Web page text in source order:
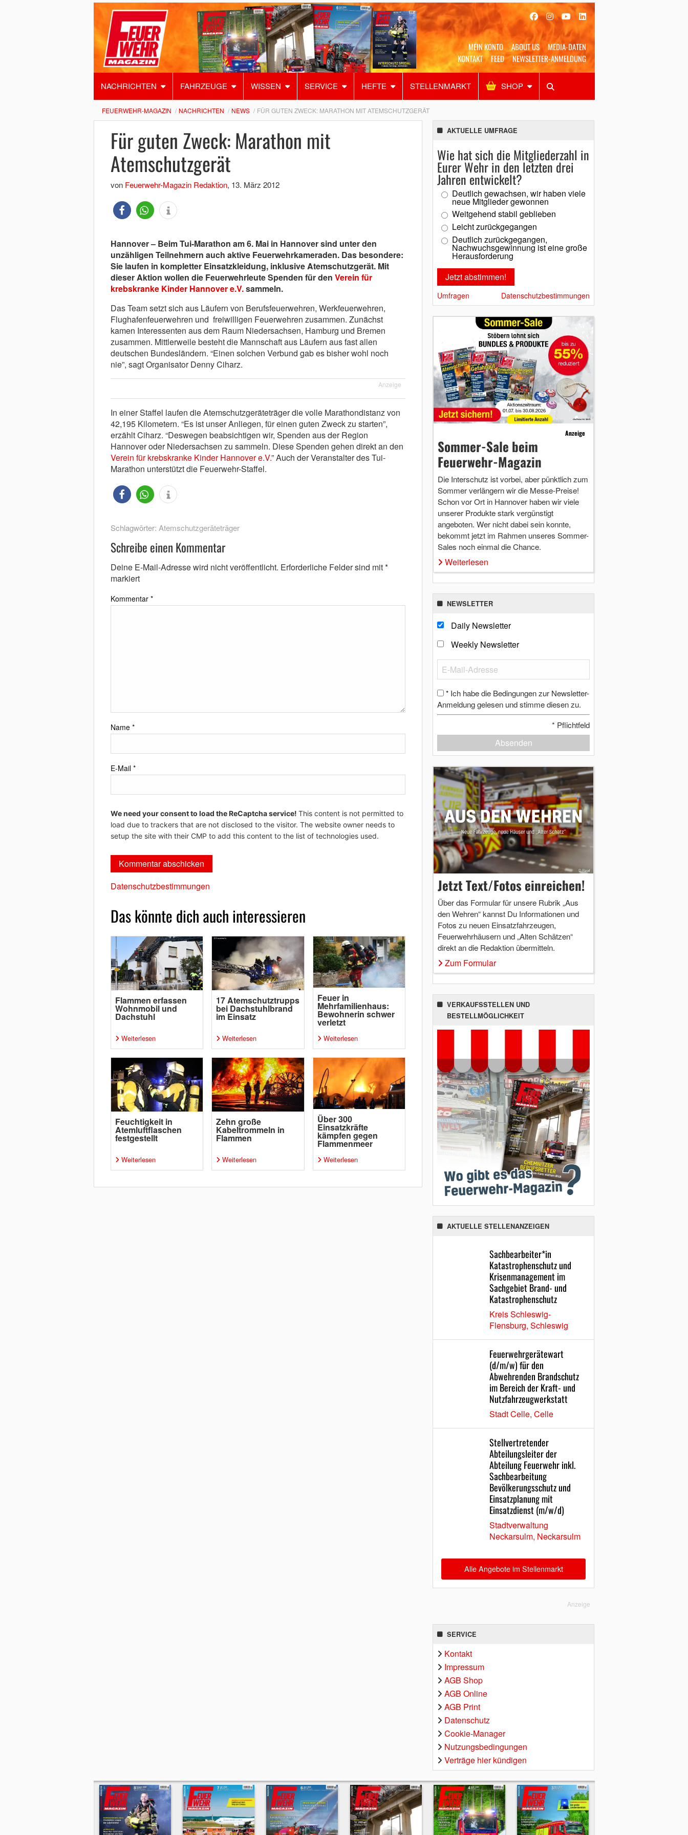
MEIN KONTO ABOUT US
MEDIA-DATEN
KONTAKT
FEED NEWSLETTER-ANMELDUNG
NACHRICHTEN FAHRZEUGE WISSEN SERVICE HEFTE STELLENMARKT SHOP
Alles Shop SUCHEN
FEUERWEHR-MAGAZIN NACHRICHTEN NEWS FÜR GUTEN ZWECK: MARATHON MIT ATEMSCHUTZGERÄT
Für guten Zweck: Marathon mit
Atemschutzgerät
von Feuerwehr-Magazin Redaktion, 13. März 2012
Hannover – Beim Tui-Marathon am 6. Mai in Hannover sind unter den
unzähligen Teilnehmern auch aktive Feuerwehrkameraden. Das besondere:
Sie laufen in kompletter Einsatzkleidung, inklusive Atemschutzgerät. Mit
dieser Aktion wollen die Feuerwehrleute Spenden für den Verein für
krebskranke Kinder Hannover e.V.sammeln.
Das Team setzt sich aus Läufern von Berufsfeuerwehren, Werkfeuerwehren,
Flughafenfeuerwehren und freiwilligen Feuerwehren zusammen. Zunächst
kamen Interessenten aus dem Raum Niedersachsen, Hamburg und Bremen
zusammen. Mittlerweile besteht die Mannschaft aus Läufern aus fast allen
deutschen Bundesländern. “Einen solchen Verbund gab es bisher wohl noch
nie”, sagt Organisator Denny Ciharz.
Anzeige
In einer Staffel laufen die Atemschutzgeräteträger die volle Marathondistanz von
42,195 Kilometern. “Es ist unser Anliegen, für einen guten Zweck zu starten”,
erzählt Ciharz. “Deswegen beabsichtigen wir, Spenden aus der Region
Hannover oder Niedersachsen zu sammeln. Diese Spenden gehen direkt an den
Verein für krebskranke Kinder Hannover e.V.” Auch der Veranstalter des Tui-
Marathon unterstützt die Feuerwehr-Staffel.
Schlagwörter: Atemschutzgeräteträger
Schreibe einen Kommentar
Deine E-Mail-Adresse wird nicht veröffentlicht. Erforderliche Felder sind mit*
markiert
Kommentar *
Name *
E-Mail *
We need your consent to load the ReCaptcha service! This content is not permitted to
load due to trackers that are not disclosed to the visitor. The website owner needs to
setup the site with their CMP to add this content to the list of technologies used.
Datenschutzbestimmungen
Das könnte dich auch interessieren
Flammen erfassen
Wohnmobil und
Dachstuhl
Weiterlesen
17 Atemschutztrupps
bei Dachstuhlbrand
im Einsatz
Weiterlesen
Feuer in
Mehrfamilienhaus:
Bewohnerin schwer
verletzt
Weiterlesen
Feuchtigkeit in
Atemluftflaschen
festgestellt
Weiterlesen
Zehn große
Kabeltrommeln in
Flammen
Weiterlesen
Über 300
Einsatzkräfte
kämpfen gegen
Flammenmeer
Weiterlesen
AKTUELLE UMFRAGE
Wie hat sich die Mitgliederzahl in
Eurer Wehr in den letzten drei
Jahren entwickelt?
Deutlich gewachsen, wir haben viele
neue Mitglieder gewonnen
Weitgehend stabil geblieben
Leicht zurückgegangen
Deutlich zurückgegangen,
Nachwuchsgewinnung ist eine große
Herausforderung
Umfragen Datenschutzbestimmungen
Anzeige
Sommer-Sale beim
Feuerwehr-Magazin
Die Interschutz ist vorbei, aber pünktlich zum
Sommer verlängern wir die Messe-Preise!
Schon vor Ort in Hannover haben wir viele
unserer Produkte stark vergünstigt
angeboten. Wer nicht dabei sein konnte,
bekommt jetzt im Rahmen unseres Sommer-
Sales noch einmal die Chance.
Weiterlesen
NEWSLETTER
Daily Newsletter
Weekly Newsletter
* Ich habe die Bedingungen zur Newsletter-
Anmeldung gelesen und stimme diesen zu.
* Pflichtfeld
Absenden
Jetzt Text/Fotos einreichen!
Über das Formular für unsere Rubrik „Aus
den Wehren“ kannst Du Informationen und
Fotos zu neuen Einsatzfahrzeugen,
Feuerwehrhäusern und „Alten Schätzen“
direkt an die Redaktion übermitteln.
Zum Formular
VERKAUFSSTELLEN UND
BESTELLMÖGLICHKEIT
AKTUELLE STELLENANZEIGEN
Sachbearbeiter*in
Katastrophenschutz und
Krisenmanagement im
Sachgebiet Brand- und
Katastrophenschutz
Kreis Schleswig-
Flensburg, Schleswig
Feuerwehrgerätewart
(d/m/w) für den
Abwehrenden Brandschutz
im Bereich der Kraft- und
Nutzfahrzeugwerkstatt
Stadt Celle, Celle
Stellvertretender
Abteilungsleiter der
Abteilung Feuerwehr inkl.
Sachbearbeitung
Bevölkerungsschutz und
Einsatzplanung mit
Einsatzdienst (m/w/d)
Stadtverwaltung
Neckarsulm, Neckarsulm
Alle Angebote im Stellenmarkt
Anzeige
SERVICE
Kontakt
Impressum
AGB Shop
AGB Online
AGB Print
Datenschutz
Cookie-Manager
Nutzungsbedingungen
Verträge hier kündigen